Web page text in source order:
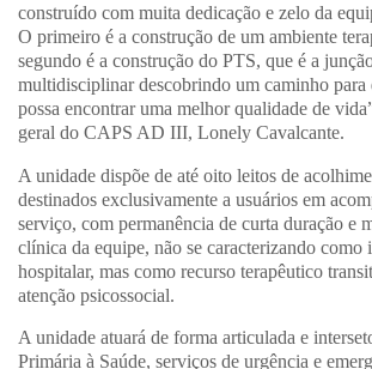
construído com muita dedicação e zelo da
O primeiro é a construção de um ambiente
segundo é a construção do PTS, que é a
multidisciplinar descobrindo um caminho para
possa encontrar uma melhor qualidade de
geral do CAPS AD III, Lonely Cavalcante.
A unidade dispõe de até oito leitos de
destinados exclusivamente a usuários em
serviço, com permanência de curta duração e
clínica da equipe, não se caracterizando como
hospitalar, mas como recurso terapêutico
atenção psicossocial.
A unidade atuará de forma articulada e
Primária à Saúde, serviços de urgência e